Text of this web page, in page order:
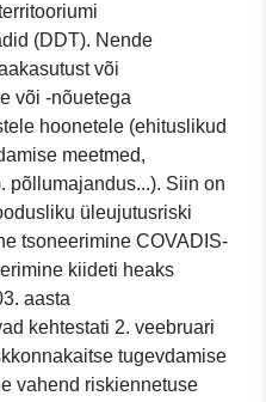
(DDT). Nende
või
või -nõuetega
hoonetele (ehituslikud
meetmed,
põllumajandus...). Siin on
üleujutusriski
tsoneerimine COVADIS-
kiideti heaks
aasta
kehtestati 2. veebruari
tugevdamise
vahend riskiennetuse